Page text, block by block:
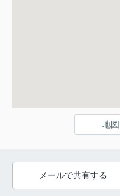
地
メールで共有する